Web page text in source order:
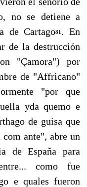
no se detiene a
de Cartago81 . En
de la destrucción
"Çamora") por
de "Affricano"
"por que
yda quemo e
de guisa que
ante", abre un
de España para
como fue
e quales fueron